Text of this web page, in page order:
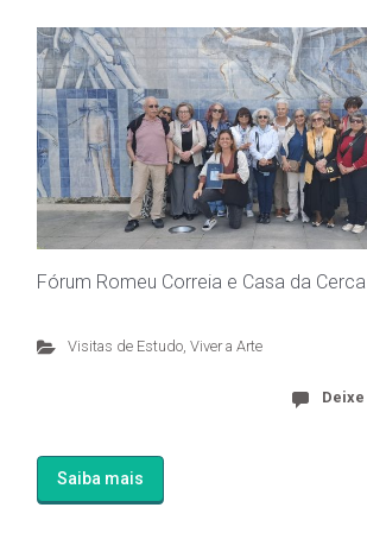
Fórum Romeu Correia e Casa da
Visitas de Estudo, Viver a Arte
Saiba mais